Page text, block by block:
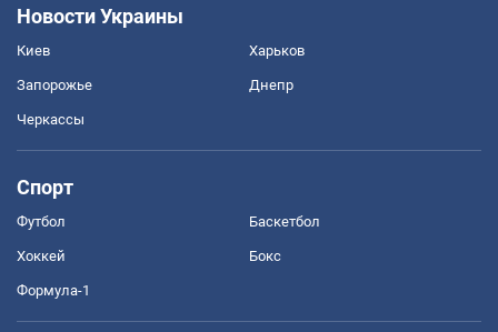
Новости Украины
Киев Харьков
Запорожье Днепр
Черкассы
Спорт
Футбол Баскетбол
Хоккей Бокс
Формула-1